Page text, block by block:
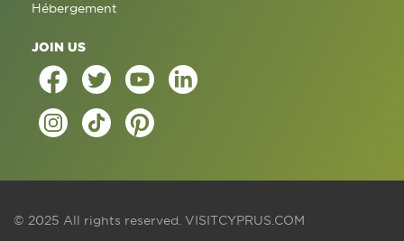
Hébergement
JOIN US
© 2025 All rights reserved. VISITCYPRUS.COM